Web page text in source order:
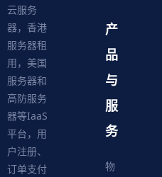
云服务
器，香港
服务器租
用，美国
服务器和
高防服务
器等IaaS
平台，用
户注册、
订单支付
产
品
与
服
务
物